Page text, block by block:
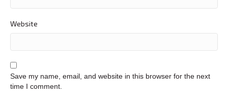
Website
Save my name, email, and website in this browser for the next
time I comment.